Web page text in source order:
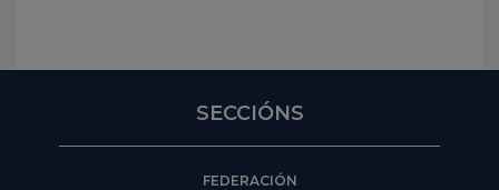
SECCIÓNS
FEDERACIÓN